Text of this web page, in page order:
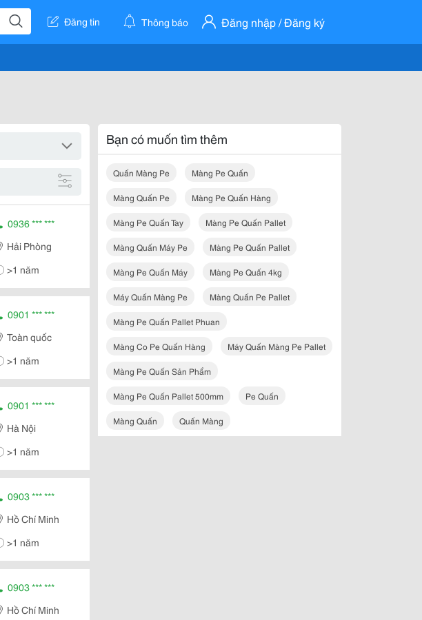
Đăng tin Thông báo Đăng nhập / Đăng ký
0936 *** ***
Hải Phòng
>1 năm
0901 *** ***
Toàn quốc
>1 năm
0901 *** ***
Hà Nội
>1 năm
0903 *** ***
Hồ Chí Minh
>1 năm
0903 *** ***
Hồ Chí Minh
Bạn có muốn tìm thêm
Quấn Màng Pe Màng Pe Quấn
Màng Quấn Pe Màng Pe Quấn Hàng
Màng Pe Quấn Tay Màng Pe Quấn Pallet
Màng Quấn Máy Pe Màng Pe Quấn Pallet
Màng Pe Quấn Máy Màng Pe Quấn 4kg
Máy Quấn Màng Pe Màng Quấn Pe Pallet
Màng Pe Quấn Pallet Phuan
Màng Co Pe Quấn Hàng Máy Quấn Màng Pe Pallet
Màng Pe Quấn Sản Phẩm
Màng Pe Quấn Pallet 500mm Pe Quấn
Màng Quấn Quấn Màng